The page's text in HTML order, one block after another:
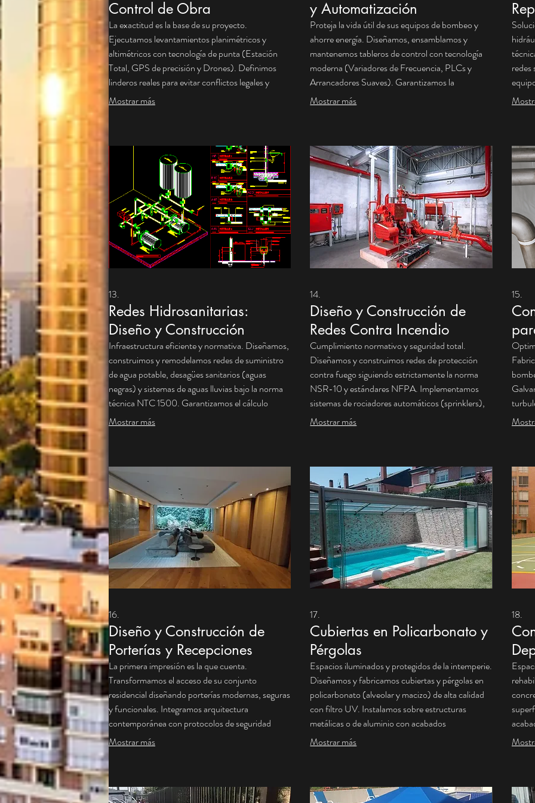
Control de Obra
La exactitud es la base de su proyecto.
Ejecutamos levantamientos planimétricos y
altimétricos con tecnología de punta (Estación
Total, GPS de precisión y Drones). Definimos
linderos reales para evitar conflictos legales y
realizamos el replanteo de ejes y niveles durante la
Mostrar más
y Automatización
Proteja la vida útil de sus equipos de bombeo y
ahorre energía. Diseñamos, ensamblamos y
mantenemos tableros de control con tecnología
moderna (Variadores de Frecuencia, PLCs y
Arrancadores Suaves). Garantizamos la
automatización precisa y la alternancia de bombas
Mostrar más
redes
13.
Redes Hidrosanitarias:
Diseño y Construcción
Infraestructura eficiente y normativa. Diseñamos,
construimos y remodelamos redes de suministro
de agua potable, desagües sanitarios (aguas
negras) y sistemas de aguas lluvias bajo la norma
técnica NTC 1500. Garantizamos el cálculo
hidráulico ideal para asegurar presión y caudal
evitar fugas y obstrucciones futuras.
Mostrar más
14.
Diseño y Construcción de
Redes Contra Incendio
Cumplimiento normativo y seguridad total.
Diseñamos y construimos redes de protección
contra fuego siguiendo estrictamente la norma
NSR-10 y estándares NFPA. Implementamos
sistemas de rociadores automáticos (sprinklers),
gabinetes y tubería ranurada con materiales
Mostrar más
15.
16.
Diseño y Construcción de
Porterías y Recepciones
La primera impresión es la que cuenta.
Transformamos el acceso de su conjunto
residencial diseñando porterías modernas, seguras
y funcionales. Integramos arquitectura
contemporánea con protocolos de seguridad
(control de acceso, blindaje y visibilidad 360°).
imponente
Mostrar más
17.
Cubiertas en Policarbonato y
Pérgolas
Espacios iluminados y protegidos de la intemperie.
Diseñamos y fabricamos cubiertas y pérgolas en
policarbonato (alveolar y macizo) de alta calidad
con filtro UV. Instalamos sobre estructuras
metálicas o de aluminio con acabados
arquitectónicos modernos. Solución ideal para
Mostrar más
18.